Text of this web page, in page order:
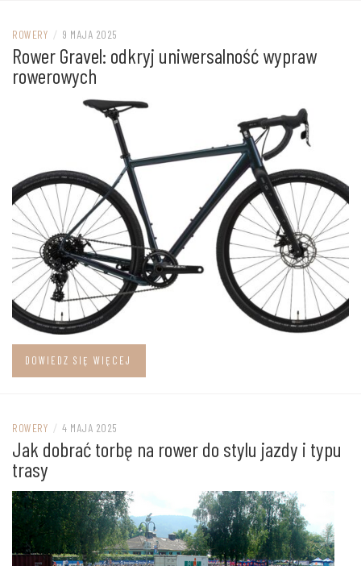
ROWERY / 9 MAJA 2025
Rower Gravel: odkryj uniwersalność wypraw
rowerowych
DOWIEDZ SIĘ WIĘCEJ
ROWERY / 4 MAJA 2025
Jak dobrać torbę na rower do stylu jazdy i typu
trasy